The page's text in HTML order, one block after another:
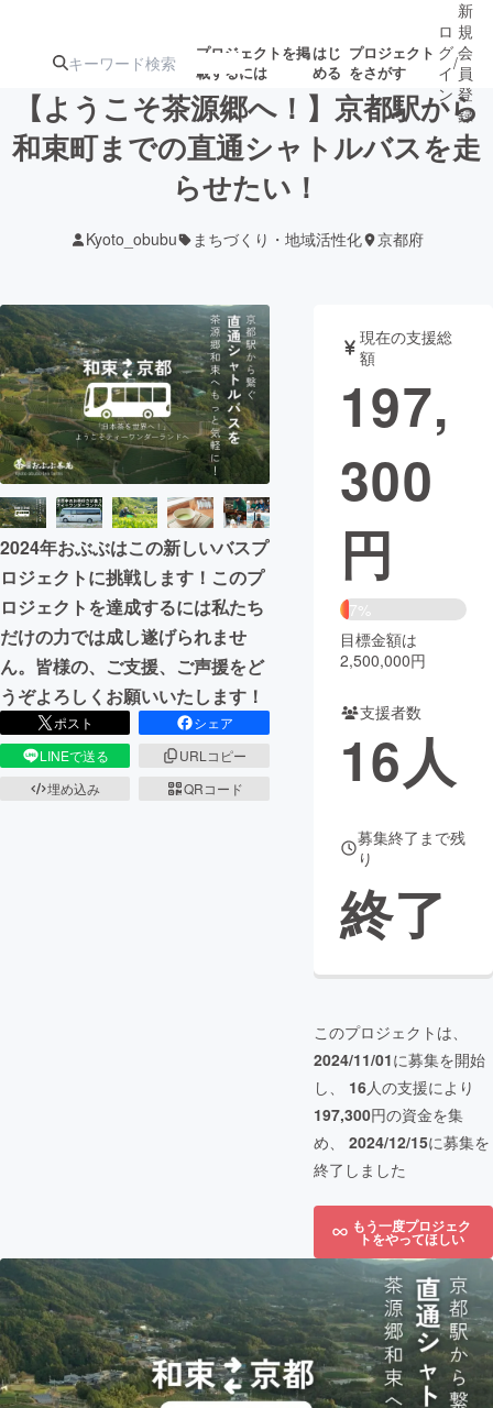
プロジェクトを掲
載するには
はじ
める
プロジェクト
をさがす
注目の新着プロ募集終了が近いプ
テクノロジー・ガジェット
映像・映画 書籍・雑誌
ビジネス・起業 チャレンジ
まちづくり・地域活性化
CAMPFIRE for Social Good
CAMPFIRE Creation
CAMPFIREふるさと納税
コミュニティ
ロ
グ
イ
ン
/
新
規
会
員
登
録
【ようこそ茶源郷へ！】京都駅から
和束町までの直通シャトルバスを走
らせたい！
Kyoto_obubu まちづくり・地域活性化 京都府
2024年おぶぶはこの新しいバスプ
ロジェクトに挑戦します！このプ
ロジェクトを達成するには私たち
だけの力では成し遂げられませ
ん。皆様の、ご支援、ご声援をど
うぞよろしくお願いいたします！
ポスト
シェア
LINEで送る
URLコピー
埋め込み
QRコード
現在の支援総
額
197,
300
円
7%
目標金額は
2,500,000円
支援者数
16人
募集終了まで残
り
終了
このプロジェクトは、
2024/11/01に募集を開始
し、 16人の支援により
197,300円の資金を集
め、 2024/12/15に募集を
終了しました
もう一度プロジェク
トをやってほしい